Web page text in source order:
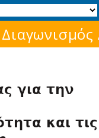
Μάθε για